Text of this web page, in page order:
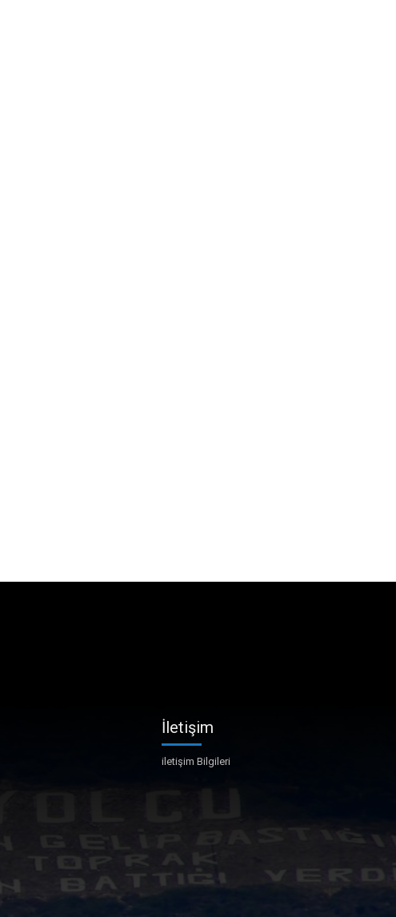
İletişim
iletişim Bilgileri